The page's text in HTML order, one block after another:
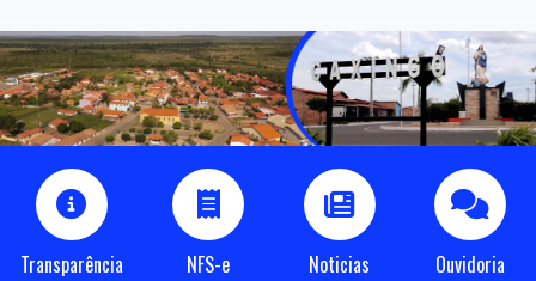
Transparência NFS-e Noticias Ouvidoria